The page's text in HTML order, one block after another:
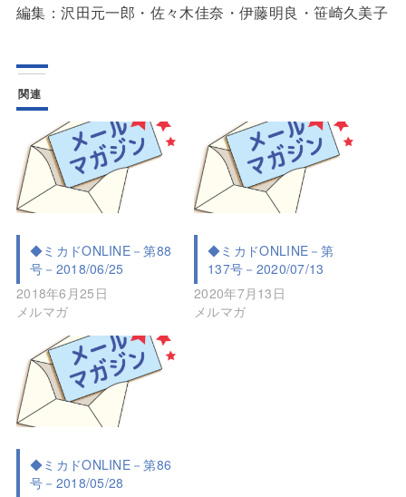
編集：沢田元一郎・佐々木佳奈・伊藤明良・笹崎久美子
関連
◆ミカドONLINE－第88
号－2018/06/25
2018年6月25日
メルマガ
◆ミカドONLINE－第
137号－2020/07/13
2020年7月13日
メルマガ
◆ミカドONLINE－第86
号－2018/05/28